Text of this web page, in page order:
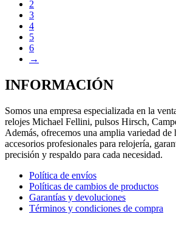
2
3
4
5
6
→
INFORMACIÓN
Somos una empresa especializada en la
relojes Michael Fellini, pulsos Hirsch,
Además, ofrecemos una amplia variedad de
accesorios profesionales para relojería,
precisión y respaldo para cada necesidad.
Política de envíos
Políticas de cambios de productos
Garantías y devoluciones
Términos y condiciones de compra